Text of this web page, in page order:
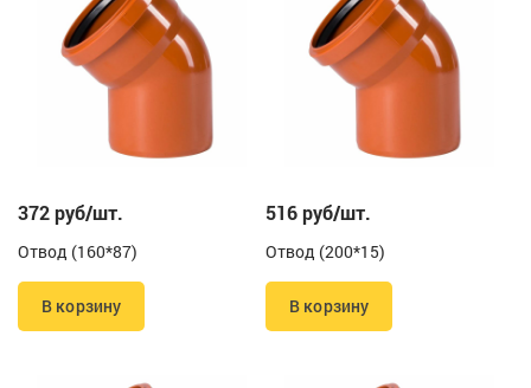
372 руб/шт.
Отвод (160*87)
В корзину
516 руб/шт.
Отвод (200*15)
В корзину